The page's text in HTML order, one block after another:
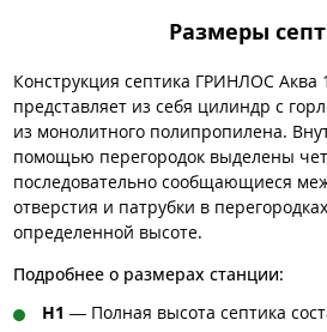
Размеры
Конструкция септика ГРИНЛОС Аква
представляет из себя цилиндр с
из монолитного полипропилена.
помощью перегородок выделены
последовательно сообщающиеся
отверстия и патрубки в
определенной высоте.
Подробнее о размерах станции:
H1 — Полная высота септика